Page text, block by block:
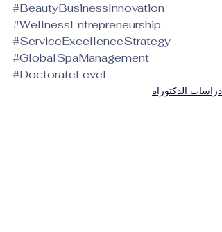
#BeautyBusinessInnovation
#WellnessEntrepreneurship
#ServiceExcellenceStrategy
#GlobalSpaManagement
#DoctorateLevel
دراسات الدكتوراه